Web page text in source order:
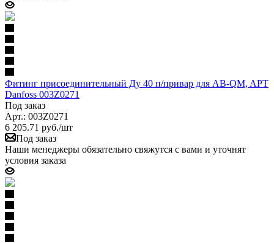
Фитинг присоединительный Ду 40 п/привар для AB-QM, APT
Danfoss 003Z0271
Под заказ
Арт.: 003Z0271
6 205.71 руб./шт
Под заказ
Наши менеджеры обязательно свяжутся с вами и уточнят
условия заказа